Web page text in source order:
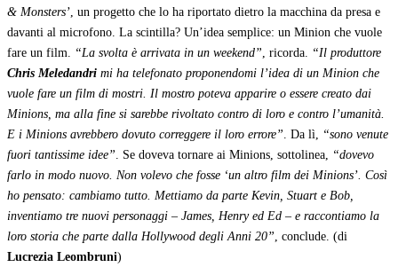
& Monsters’, un progetto che lo ha riportato dietro la macchina da presa e
davanti al microfono. La scintilla? Un’idea semplice: un Minion che vuole
fare un film. “La svolta è arrivata in un weekend”, ricorda. “Il produttore
Chris Meledandri mi ha telefonato proponendomi l’idea di un Minion che
vuole fare un film di mostri. Il mostro poteva apparire o essere creato dai
Minions, ma alla fine si sarebbe rivoltato contro di loro e contro l’umanità.
E i Minions avrebbero dovuto correggere il loro errore”. Da lì, “sono venute
fuori tantissime idee”. Se doveva tornare ai Minions, sottolinea, “dovevo
farlo in modo nuovo. Non volevo che fosse ‘un altro film dei Minions’. Così
ho pensato: cambiamo tutto. Mettiamo da parte Kevin, Stuart e Bob,
inventiamo tre nuovi personaggi – James, Henry ed Ed – e raccontiamo la
loro storia che parte dalla Hollywood degli Anni 20”, conclude. (di
Lucrezia Leombruni)